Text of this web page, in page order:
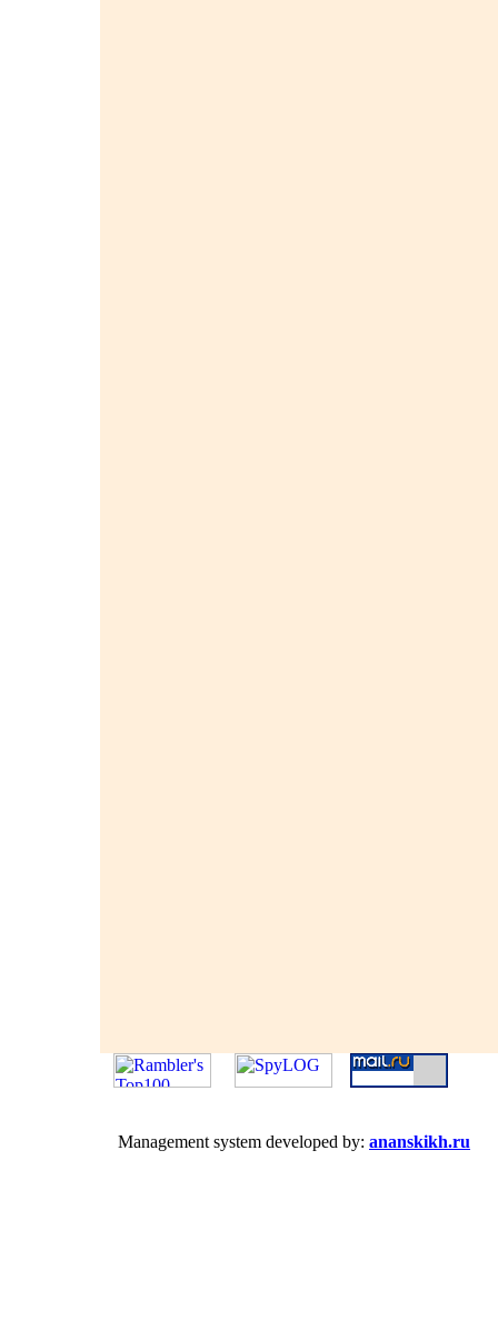
Management system developed by: ananskikh.ru